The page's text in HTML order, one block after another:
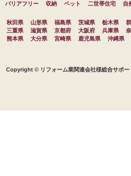
バリアフリー 収納 ペット 二世帯住宅
自
秋田県 山形県 福島県 茨城県 栃木県
三重県 滋賀県 京都府 大阪府 兵庫県
熊本県 大分県 宮崎県 鹿児島県 沖縄県
Copyright © リフォーム業関連会社様総合サポ